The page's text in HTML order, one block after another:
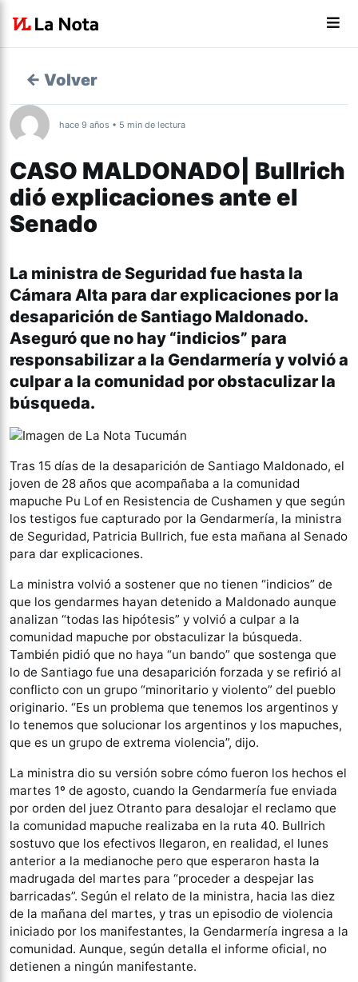
← Volver
hace 9 años • 5 min de lectura
CASO MALDONADO| Bullrich
dió explicaciones ante el
Senado
Nacionales
La ministra de Seguridad fue hasta la
Cámara Alta para dar explicaciones por la
desaparición de Santiago Maldonado.
Aseguró que no hay “indicios” para
responsabilizar a la Gendarmería y volvió a
culpar a la comunidad por obstaculizar la
búsqueda.
Tras 15 días de la desaparición de Santiago Maldonado, el
joven de 28 años que acompañaba a la comunidad
mapuche Pu Lof en Resistencia de Cushamen y que según
los testigos fue capturado por la Gendarmería, la ministra
de Seguridad, Patricia Bullrich, fue esta mañana al Senado
para dar explicaciones.
La ministra volvió a sostener que no tienen “indicios” de
que los gendarmes hayan detenido a Maldonado aunque
analizan “todas las hipótesis” y volvió a culpar a la
comunidad mapuche por obstaculizar la búsqueda.
También pidió que no haya “un bando” que sostenga que
lo de Santiago fue una desaparición forzada y se refirió al
conflicto con un grupo “minoritario y violento” del pueblo
originario. “Es un problema que tenemos los argentinos y
lo tenemos que solucionar los argentinos y los mapuches,
que es un grupo de extrema violencia”, dijo.
La ministra dio su versión sobre cómo fueron los hechos el
martes 1º de agosto, cuando la Gendarmería fue enviada
por orden del juez Otranto para desalojar el reclamo que
la comunidad mapuche realizaba en la ruta 40. Bullrich
sostuvo que los efectivos llegaron, en realidad, el lunes
anterior a la medianoche pero que esperaron hasta la
madrugada del martes para “proceder a despejar las
barricadas”. Según el relato de la ministra, hacia las diez
de la mañana del martes, y tras un episodio de violencia
iniciado por los manifestantes, la Gendarmería ingresa a la
comunidad. Aunque, según detalla el informe oficial, no
detienen a ningún manifestante.